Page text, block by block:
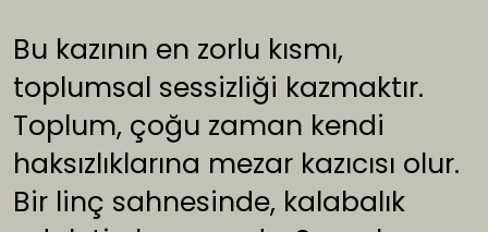
Bu kazının en zorlu kısmı,
toplumsal sessizliği kazmaktır.
Toplum, çoğu zaman kendi
haksızlıklarına mezar kazıcısı olur.
Bir linç sahnesinde, kalabalık